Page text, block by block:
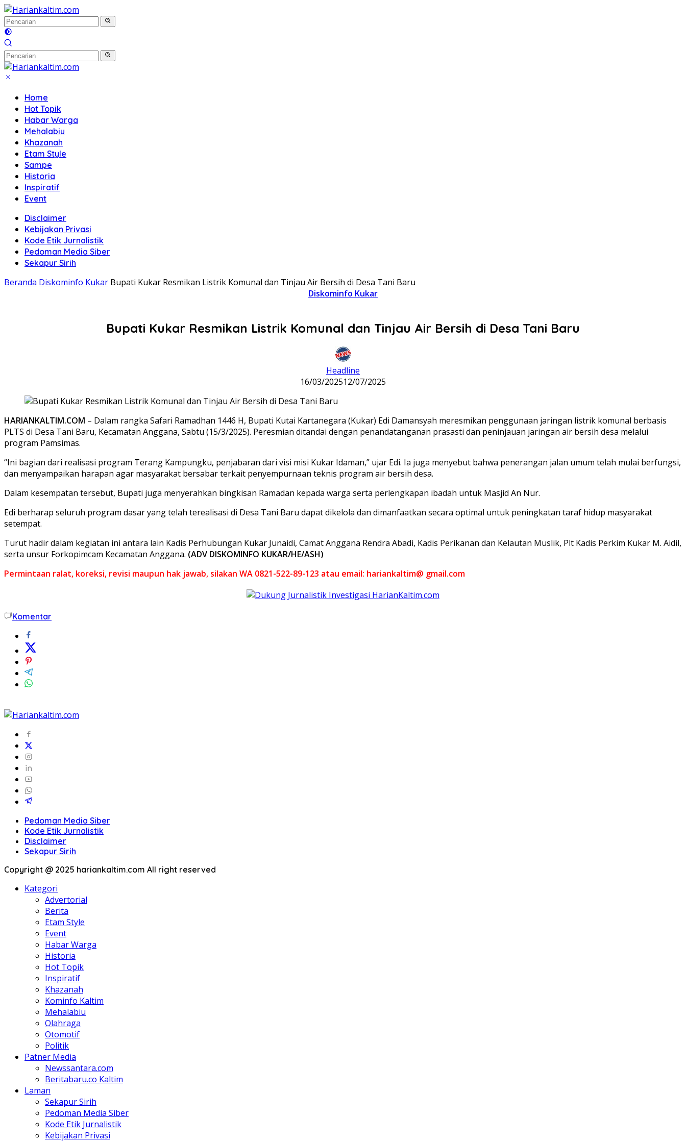
Langsung
ke
konten
Home
Hot Topik
Habar Warga
Mehalabiu
Khazanah
Etam Style
Sampe
Historia
Inspiratif
Event
Disclaimer
Kebijakan Privasi
Kode Etik Jurnalistik
Pedoman Media Siber
Sekapur Sirih
Beranda Diskominfo Kukar Bupati Kukar Resmikan Listrik Komunal dan Tinjau Air Bersih di Desa Tani Baru
Diskominfo Kukar
Bupati Kukar Resmikan Listrik Komunal dan Tinjau Air Bersih di Desa Tani Baru
Headline
16/03/202512/07/2025
HARIANKALTIM.COM – Dalam rangka Safari Ramadhan 1446 H, Bupati Kutai Kartanegara (Kukar) Edi Damansyah meresmikan penggunaan jaringan listrik komunal berbasis
PLTS di Desa Tani Baru, Kecamatan Anggana, Sabtu (15/3/2025). Peresmian ditandai dengan penandatanganan prasasti dan peninjauan jaringan air bersih desa melalui
program Pamsimas.
“Ini bagian dari realisasi program Terang Kampungku, penjabaran dari visi misi Kukar Idaman,” ujar Edi. Ia juga menyebut bahwa penerangan jalan umum telah mulai berfungsi,
dan menyampaikan harapan agar masyarakat bersabar terkait penyempurnaan teknis program air bersih desa.
Dalam kesempatan tersebut, Bupati juga menyerahkan bingkisan Ramadan kepada warga serta perlengkapan ibadah untuk Masjid An Nur.
Edi berharap seluruh program dasar yang telah terealisasi di Desa Tani Baru dapat dikelola dan dimanfaatkan secara optimal untuk peningkatan taraf hidup masyarakat
setempat.
Turut hadir dalam kegiatan ini antara lain Kadis Perhubungan Kukar Junaidi, Camat Anggana Rendra Abadi, Kadis Perikanan dan Kelautan Muslik, Plt Kadis Perkim Kukar M. Aidil,
serta unsur Forkopimcam Kecamatan Anggana. (ADV DISKOMINFO KUKAR/HE/ASH)
Permintaan ralat, koreksi, revisi maupun hak jawab, silakan WA 0821-522-89-123 atau email: hariankaltim@ gmail.com
Komentar
Pedoman Media Siber
Kode Etik Jurnalistik
Disclaimer
Sekapur Sirih
Copyright @ 2025 hariankaltim.com All right reserved
Kategori
Advertorial
Berita
Etam Style
Event
Habar Warga
Historia
Hot Topik
Inspiratif
Khazanah
Kominfo Kaltim
Mehalabiu
Olahraga
Otomotif
Politik
Patner Media
Newssantara.com
Beritabaru.co Kaltim
Laman
Sekapur Sirih
Pedoman Media Siber
Kode Etik Jurnalistik
Kebijakan Privasi